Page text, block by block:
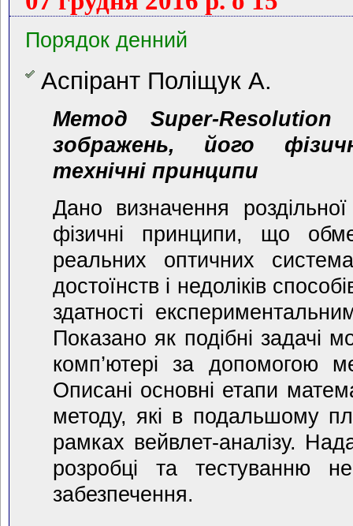
Порядок денний
Аспірант Поліщук А.
Метод Super-Resolution
зображень, його
технічні принципи
Дано визначення
фізичні принципи, що
реальних оптичних
достоїнств і недоліків
здатності
Показано як подібні задачі
комп’ютері за допомогою
Описані основні етапи
методу, які в подальшому
рамках вейвлет-аналізу.
розробці та тестуванню
забезпечення.